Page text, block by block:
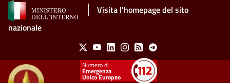
Salta al contenuto principaleVisita l'homepage del sito
nazionale
Social Menu
X YoutubeLinkedinInstagram
Feed Telegram
Emergenza
Unico Europeo